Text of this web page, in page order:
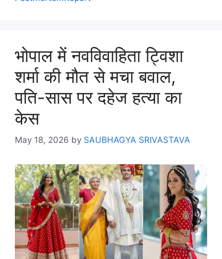
भोपाल में नवविवाहिता ट्विशा
शर्मा की मौत से मचा बवाल,
पति-सास पर दहेज हत्या का
केस
May 18, 2026 by SAUBHAGYA SRIVASTAVA